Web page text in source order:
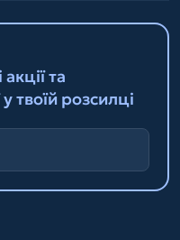
та
твоїй розсилці